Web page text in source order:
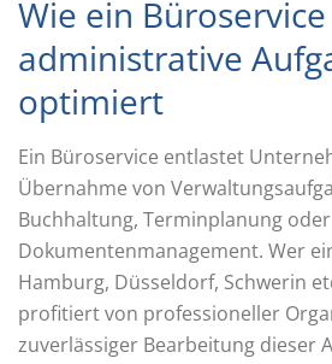
Wie ein Büroservice
administrative
optimiert
Ein Büroservice entlastet
Übernahme von
Buchhaltung, Terminplanung oder
Dokumentenmanagement. Wer
Hamburg, Düsseldorf, Schwerin
profitiert von professioneller
zuverlässiger Bearbeitung dieser